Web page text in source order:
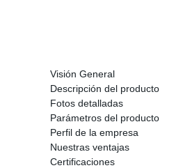
Visión General
Descripción del producto
Fotos detalladas
Parámetros del producto
Perfil de la empresa
Nuestras ventajas
Certificaciones